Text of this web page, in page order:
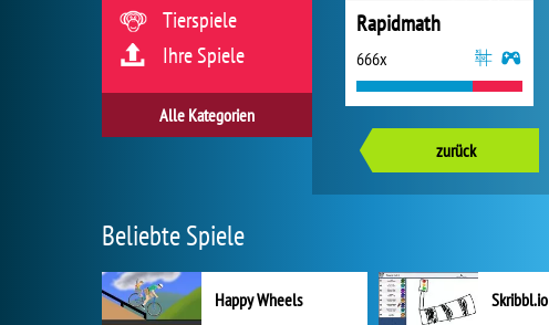
Rapidmath
666x
zurück
Tierspiele
Ihre Spiele
Alle Kategorien
Beliebte Spiele
Happy Wheels Skribbl.io